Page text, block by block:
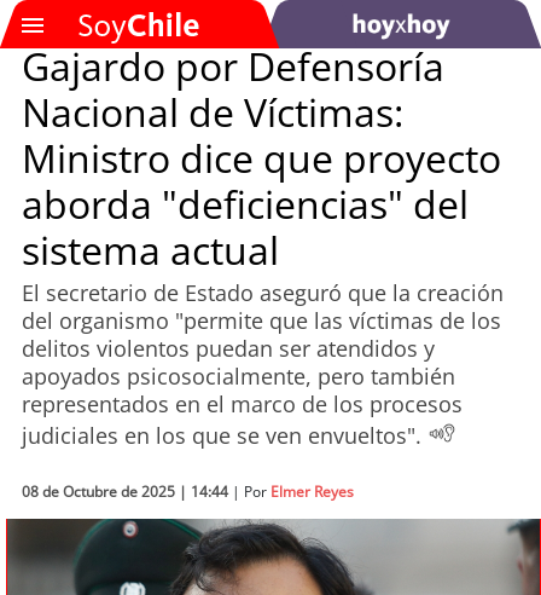
SOYTV
Podcast
Actualidad
Entretención
Economía
Deportes
Tecnología
Sostenibilidad
Gajardo por Defensoría
Nacional de Víctimas:
Ministro dice que proyecto
aborda "deficiencias" del
sistema actual
El secretario de Estado aseguró que la creación
del organismo "permite que las víctimas de los
delitos violentos puedan ser atendidos y
apoyados psicosocialmente, pero también
representados en el marco de los procesos
judiciales en los que se ven envueltos".
08 de Octubre de 2025 | 14:44| Por Elmer Reyes